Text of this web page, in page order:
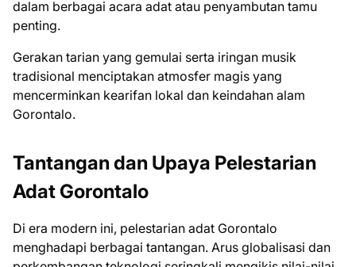
dalam berbagai acara adat atau penyambutan tamu
penting.
Gerakan tarian yang gemulai serta iringan musik
tradisional menciptakan atmosfer magis yang
mencerminkan kearifan lokal dan keindahan alam
Gorontalo.
Tantangan dan Upaya Pelestarian
Adat Gorontalo
Di era modern ini, pelestarian adat Gorontalo
menghadapi berbagai tantangan. Arus globalisasi dan